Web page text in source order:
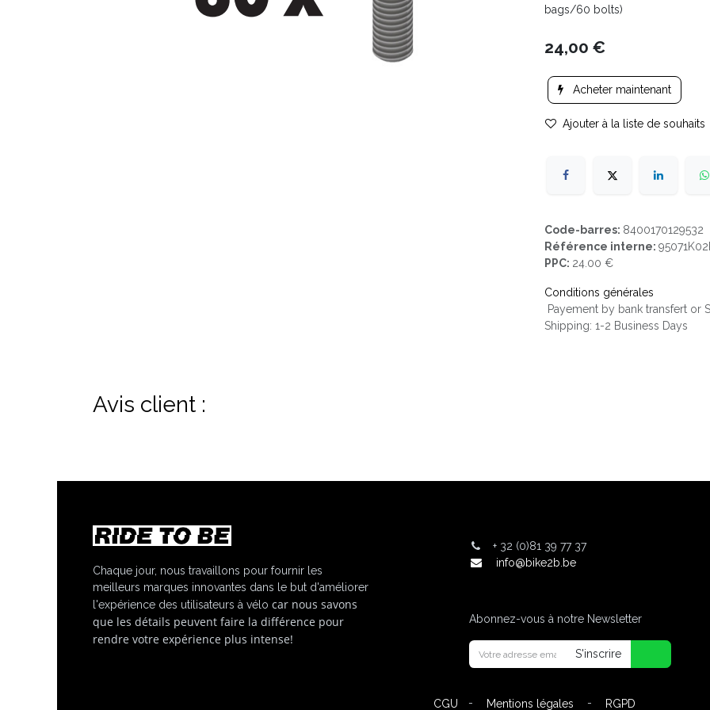
bags/60 bolts)
24,00 €
Acheter maintenant
Ajouter à la liste de souhaits
Code-barres: 8400170129532
Référence interne:
PPC: 24.00 €
Conditions générales
Payement by bank transfert or
Shipping: 1-2 Business Days
Avis client :
Chaque jour, nous travaillons pour fournir les
meilleurs marques innovantes dans le but d'améliorer
l'expérience des utilisateurs à vélo car nous savons
que les détails peuvent faire la différence pour
rendre votre expérience plus intense!
+ 32 (0)81 39 77 37
info@bike2b.be
Abonnez-vous à notre Newsletter
S'inscrire
CGU - Mentions légales - RGPD